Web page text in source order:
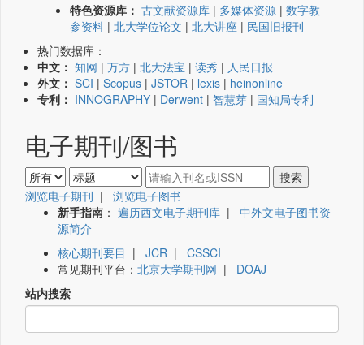
特色资源库： 古文献资源库 | 多媒体资源 | 数字教
参资料 | 北大学位论文 | 北大讲座 | 民国旧报刊
热门数据库：
中文： 知网 | 万方 | 北大法宝 | 读秀 | 人民日报
外文： SCI | Scopus | JSTOR | lexis | heinonline
专利： INNOGRAPHY | Derwent | 智慧芽 | 国知局专利
电子期刊/图书
浏览电子期刊 | 浏览电子图书
新手指南 ： 遍历西文电子期刊库 | 中外文电子图书资
源简介
核心期刊要目 | JCR | CSSCI
常见期刊平台： 北京大学期刊网 | DOAJ
站内搜索